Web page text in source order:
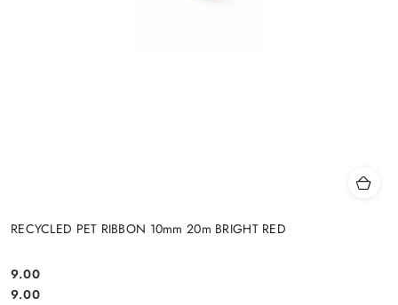
RECYCLED PET RIBBON 10mm 20m BRIGHT RED
Cena:
9.00
Cena:
9.00